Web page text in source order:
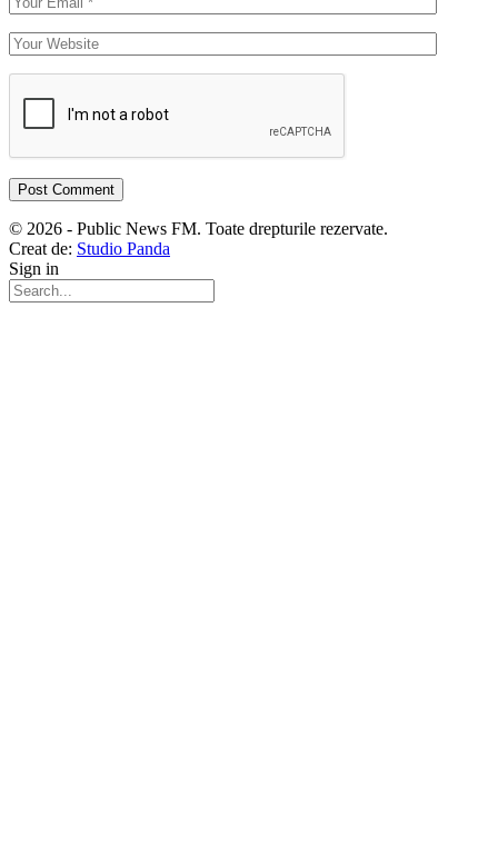
© 2026 - Public News FM. Toate drepturile rezervate.
Creat de: Studio Panda
Sign in